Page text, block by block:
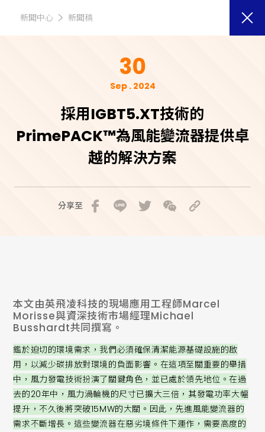
新聞中心 新聞稿
30
Sep . 2024
採用IGBT5.XT技術的
PrimePACK™為風能變流器提供卓
越的解決方案
分享至
本文由英飛凌科技的現場應用工程師Marcel
Morisse與資深技術市場經理Michael
Busshardt共同撰寫。
鑑於迫切的環境需求，我們必須確保清潔能源基礎設施的啟
用，以減少碳排放對環境的負面影響。在這項至關重要的舉措
中，風力發電技術扮演了關鍵角色，並已處於領先地位。在過
去的20年中，風力渦輪機的尺寸已擴大三倍，其發電功率大幅
提升，不久後將突破15MW的大關。因此，先進風能變流器的
需求不斷增長。這些變流器在惡劣境條件下運作，需要高度的